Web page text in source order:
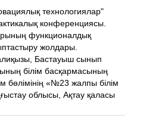
технологиялар"
конференциясы.
функционалдық
жолдары.
Бастауыш сынып
білім басқармасының
бөлімінің «№23 жалпы білім
облысы, Ақтау қаласы